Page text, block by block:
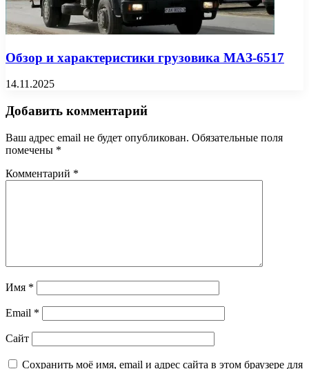
Обзор и характеристики грузовика МАЗ-6517
14.11.2025
Добавить комментарий
Ваш адрес email не будет опубликован. Обязательные поля
помечены *
Комментарий *
Имя *
Email *
Сайт
Сохранить моё имя, email и адрес сайта в этом браузере для